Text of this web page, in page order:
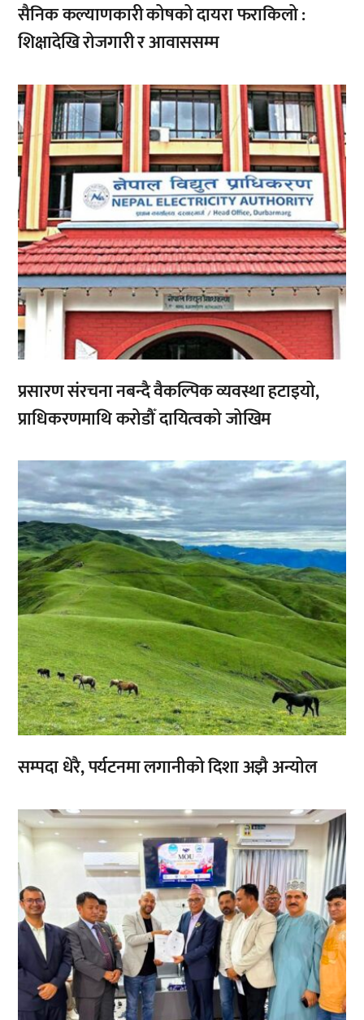
सैनिक कल्याणकारी कोषको दायरा फराकिलो :
शिक्षादेखि रोजगारी र आवाससम्म
,
प्रसारण संरचना नबन्दै वैकल्पिक व्यवस्था हटाइयो,
प्राधिकरणमाथि करोडौँ दायित्वको जोखिम
,
सम्पदा धेरै, पर्यटनमा लगानीको दिशा अझै अन्योल
,,